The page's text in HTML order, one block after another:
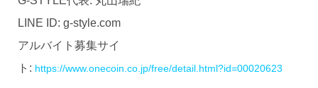
LINE ID: g-style.com
アルバイト募集サイ
ト: https://www.onecoin.co.jp/free/detail.html?id=00020623